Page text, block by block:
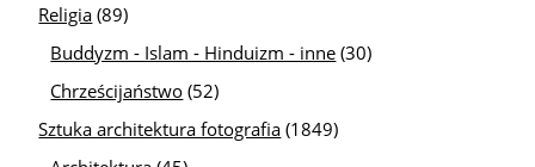
Religia (89)
Buddyzm - Islam - Hinduizm - inne (30)
Chrześcijaństwo (52)
Sztuka architektura fotografia (1849)